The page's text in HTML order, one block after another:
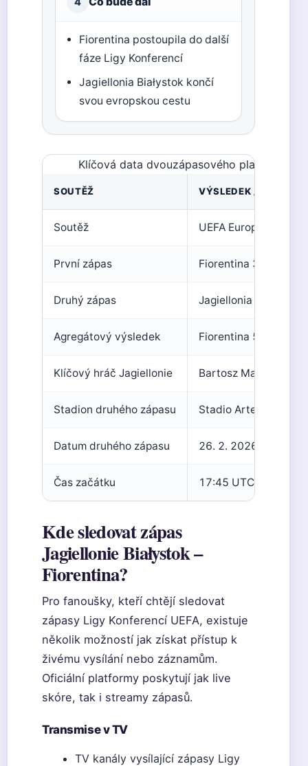
Fiorentina postoupila do další
fáze Ligy Konferencí
Jagiellonia Białystok končí
svou evropskou cestu
Klíčová data dvouzápasového play-off
SOUTĚŽ VÝSLEDEK /
Soutěž UEFA Europa
První zápas Fiorentina 3-0
Druhý zápas Jagiellonia 2-4 po
Agregátový výsledek Fiorentina 5-4
Klíčový hráč Jagiellonie Bartosz Mazurek
Stadion druhého zápasu Stadio Artemio
Datum druhého zápasu 26. 2. 2026
Čas začátku 17:45 UTC
Kde sledovat zápas
Jagiellonie Białystok –
Fiorentina?
Pro fanoušky, kteří chtějí sledovat
zápasy Ligy Konferencí UEFA, existuje
několik možností jak získat přístup k
živému vysílání nebo záznamům.
Oficiální platformy poskytují jak live
skóre, tak i streamy zápasů.
Transmise v TV
TV kanály vysílající zápasy Ligy